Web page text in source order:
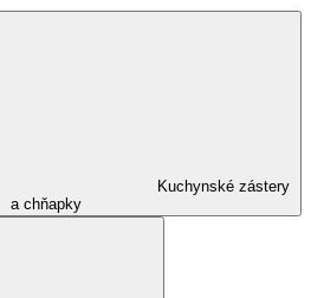
Kuchynské zástery
a chňapky